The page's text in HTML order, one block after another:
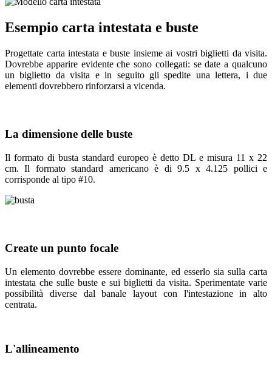
Esempio carta intestata e buste
Progettate carta intestata e buste insieme ai vostri biglietti da visita.
Dovrebbe apparire evidente che sono collegati: se date a qualcuno
un biglietto da visita e in seguito gli spedite una lettera, i due
elementi dovrebbero rinforzarsi a vicenda.
La dimensione delle buste
Il formato di busta standard europeo è detto DL e misura 11 x 22
cm. Il formato standard americano è di 9.5 x 4.125 pollici e
corrisponde al tipo #10.
Create un punto focale
Un elemento dovrebbe essere dominante, ed esserlo sia sulla carta
intestata che sulle buste e sui biglietti da visita. Sperimentate varie
possibilità diverse dal banale layout con l'intestazione in alto
centrata.
L'allineamento